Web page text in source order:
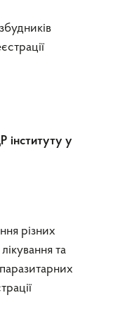
інституту у
різних
та